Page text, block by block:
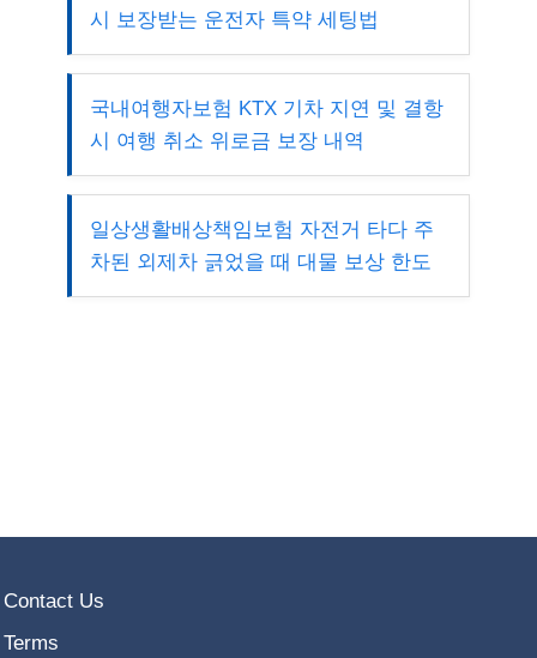
시 보장받는 운전자 특약 세팅법
국내여행자보험 KTX 기차 지연 및 결항
시 여행 취소 위로금 보장 내역
일상생활배상책임보험 자전거 타다 주
차된 외제차 긁었을 때 대물 보상 한도
Contact Us
Terms